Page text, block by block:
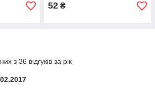
52 ₴
з 36 відгуків за рік